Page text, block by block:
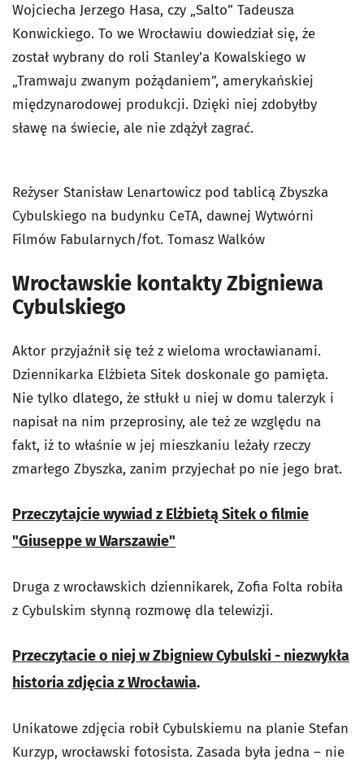
Wojciecha Jerzego Hasa, czy „Salto” Tadeusza
Konwickiego. To we Wrocławiu dowiedział się, że
został wybrany do roli Stanley'a Kowalskiego w
„Tramwaju zwanym pożądaniem”, amerykańskiej
międzynarodowej produkcji. Dzięki niej zdobyłby
sławę na świecie, ale nie zdążył zagrać.
Reżyser Stanisław Lenartowicz pod tablicą Zbyszka
Cybulskiego na budynku CeTA, dawnej Wytwórni
Filmów Fabularnych/fot. Tomasz Walków
Wrocławskie kontakty Zbigniewa
Cybulskiego
Aktor przyjaźnił się też z wieloma wrocławianami.
Dziennikarka Elżbieta Sitek doskonale go pamięta.
Nie tylko dlatego, że stłukł u niej w domu talerzyk i
napisał na nim przeprosiny, ale też ze względu na
fakt, iż to właśnie w jej mieszkaniu leżały rzeczy
zmarłego Zbyszka, zanim przyjechał po nie jego brat.
Przeczytajcie wywiad z Elżbietą Sitek o filmie
"Giuseppe w Warszawie"
Druga z wrocławskich dziennikarek, Zofia Folta robiła
z Cybulskim słynną rozmowę dla telewizji.
Przeczytacie o niej w Zbigniew Cybulski - niezwykła
historia zdjęcia z Wrocławia.
Unikatowe zdjęcia robił Cybulskiemu na planie Stefan
Kurzyp, wrocławski fotosista. Zasada była jedna – nie